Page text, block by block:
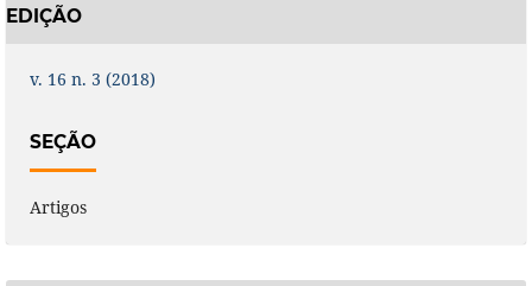
EDIÇÃO
v. 16 n. 3 (2018)
SEÇÃO
Artigos